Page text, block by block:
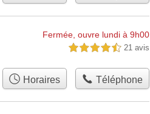
Fermée, ouvre lundi à 9h00
4,5 étoiles sur 5 21 avis
Horaires Téléphone